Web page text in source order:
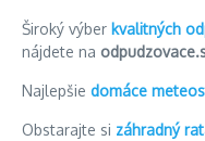
Široký výber kvalitných
nájdete na
Najlepšie domáce
Obstarajte si záhradný